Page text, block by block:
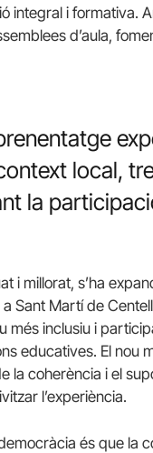
integral i formativa.
d’aula,
local,
la
i millorat, s’ha
a Sant Martí de
més inclusiu i
educatives. El nou
la coherència i el
l’experiència.
és que la